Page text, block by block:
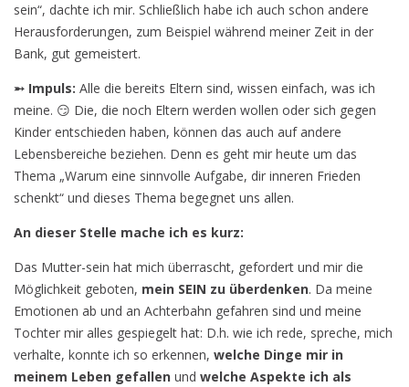
sein“, dachte ich mir. Schließlich habe ich auch schon andere
Herausforderungen, zum Beispiel während meiner Zeit in der
Bank, gut gemeistert.
➵ Impuls: Alle die bereits Eltern sind, wissen einfach, was ich
meine. 😏 Die, die noch Eltern werden wollen oder sich gegen
Kinder entschieden haben, können das auch auf andere
Lebensbereiche beziehen. Denn es geht mir heute um das
Thema „Warum eine sinnvolle Aufgabe, dir inneren Frieden
schenkt“ und dieses Thema begegnet uns allen.
An dieser Stelle mache ich es kurz:
Das Mutter-sein hat mich überrascht, gefordert und mir die
Möglichkeit geboten, mein SEIN zu überdenken. Da meine
Emotionen ab und an Achterbahn gefahren sind und meine
Tochter mir alles gespiegelt hat: D.h. wie ich rede, spreche, mich
verhalte, konnte ich so erkennen, welche Dinge mir in
meinem Leben gefallen und welche Aspekte ich als